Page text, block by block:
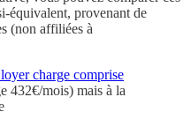
équivalent, provenant de
(non affiliées à
charge comprise
432€/mois) mais à la